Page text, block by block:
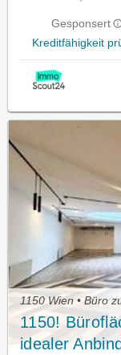
Gesponsert
Kreditfähigkeit
1150 Wien • Büro
1150!
idealer